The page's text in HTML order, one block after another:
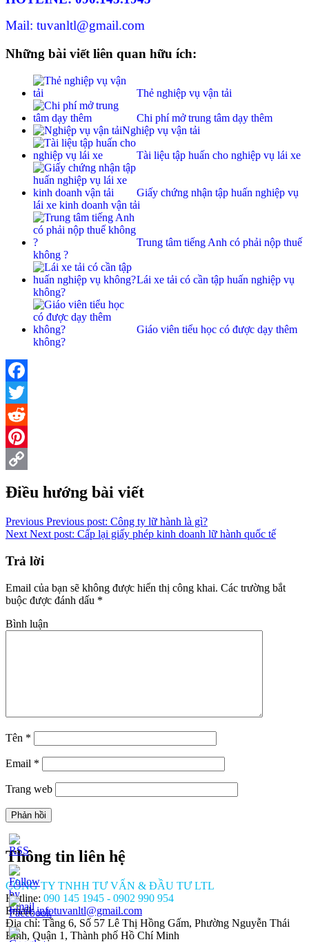
Mail: tuvanltl@gmail.com
Những bài viết liên quan hữu ích:
Thẻ nghiệp vụ vận tải
Chi phí mở trung tâm dạy thêm
Nghiệp vụ vận tải
Tài liệu tập huấn cho nghiệp vụ lái xe
Giấy chứng nhận tập huấn nghiệp vụ
lái xe kinh doanh vận tải
Trung tâm tiếng Anh có phải nộp thuế
không ?
Lái xe tải có cần tập huấn nghiệp vụ
không?
Giáo viên tiểu học có được dạy thêm
không?
Facebook
Twitter
Reddit
Pinterest
Điều hướng bài viết
Previous Previous post: Công ty lữ hành là gì?
Next Next post: Cấp lại giấy phép kinh doanh lữ hành quốc tế
Trả lời
Email của bạn sẽ không được hiển thị công khai. Các trường bắt
buộc được đánh dấu *
Bình luận
Tên *
Email *
Trang web
Thông tin liên hệ
CÔNG TY TNHH TƯ VẤN & ĐẦU TƯ LTL
Hotline: 090 145 1945 - 0902 990 954
Email:infotuvanltl@gmail.com
Địa chỉ: Tầng 6, Số 57 Lê Thị Hồng Gấm, Phường Nguyễn Thái
Bình, Quận 1, Thành phố Hồ Chí Minh